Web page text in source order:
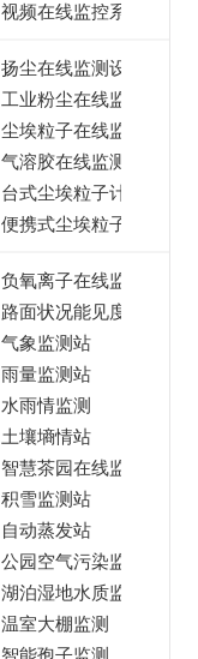
视频在线监控系统
扬尘在线监测设备
工业粉尘在线监测
尘埃粒子在线监测系统
气溶胶在线监测
台式尘埃粒子计数器
便携式尘埃粒子计数器
负氧离子在线监测
路面状况能见度监测
气象监测站
雨量监测站
水雨情监测
土壤墒情站
智慧茶园在线监测
积雪监测站
自动蒸发站
公园空气污染监测
湖泊湿地水质监测
温室大棚监测